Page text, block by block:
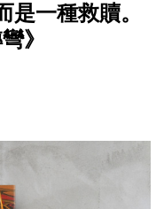
是一種救贖。
》